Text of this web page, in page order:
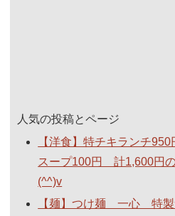
人気の投稿とページ
【洋食】特チキランチ
スープ100円 計1,600円
(^^)v
【麺】つけ麺 一心 特製